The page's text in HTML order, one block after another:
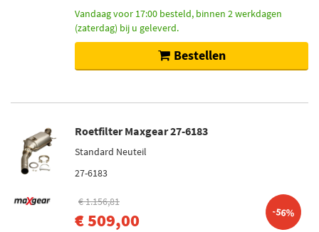
Vandaag voor 17:00 besteld, binnen 2 werkdagen
(zaterdag) bij u geleverd.
Bestellen
Roetfilter Maxgear 27-6183
Standard Neuteil
27-6183
€ 1.156,81
€ 509,00 -56%